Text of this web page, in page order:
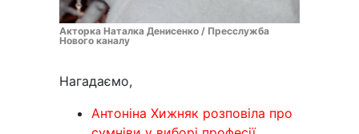
Акторка Наталка Денисенко / Пресслужба
Нового каналу
Нагадаємо,
Антоніна Хижняк розповіла про